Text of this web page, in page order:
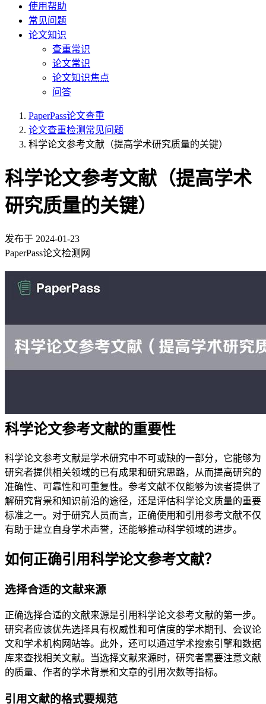
使用帮助
常见问题
论文知识
查重常识
论文常识
论文知识焦点
问答
PaperPass论文查重
论文查重检测常见问题
科学论文参考文献（提高学术研究质量的关键）
科学论文参考文献（提高学术
研究质量的关键）
发布于 2024-01-23
PaperPass论文检测网
科学论文参考文献的重要性
科学论文参考文献是学术研究中不可或缺的一部分，它能够为
研究者提供相关领域的已有成果和研究思路，从而提高研究的
准确性、可靠性和可重复性。参考文献不仅能够为读者提供了
解研究背景和知识前沿的途径，还是评估科学论文质量的重要
标准之一。对于研究人员而言，正确使用和引用参考文献不仅
有助于建立自身学术声誉，还能够推动科学领域的进步。
如何正确引用科学论文参考文献？
选择合适的文献来源
正确选择合适的文献来源是引用科学论文参考文献的第一步。
研究者应该优先选择具有权威性和可信度的学术期刊、会议论
文和学术机构网站等。此外，还可以通过学术搜索引擎和数据
库来查找相关文献。当选择文献来源时，研究者需要注意文献
的质量、作者的学术背景和文章的引用次数等指标。
引用文献的格式要规范